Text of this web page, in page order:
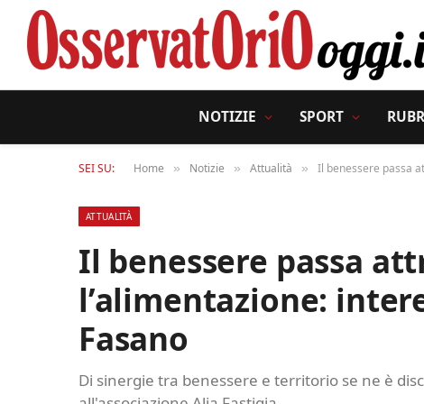
NOTIZIE SPORT
SEI SU: Home » Notizie » Attualità » Il benessere passa
ATTUALITÀ
Il benessere passa
l’alimentazione:
Fasano
Di sinergie tra benessere e territorio se ne è